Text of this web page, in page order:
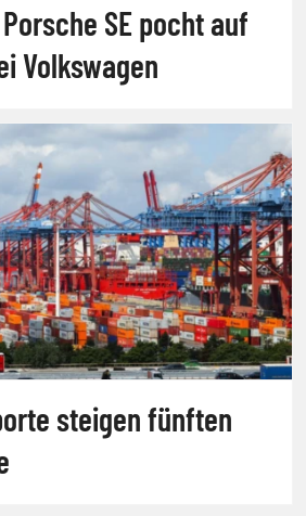
SE pocht auf
Volkswagen
steigen fünften